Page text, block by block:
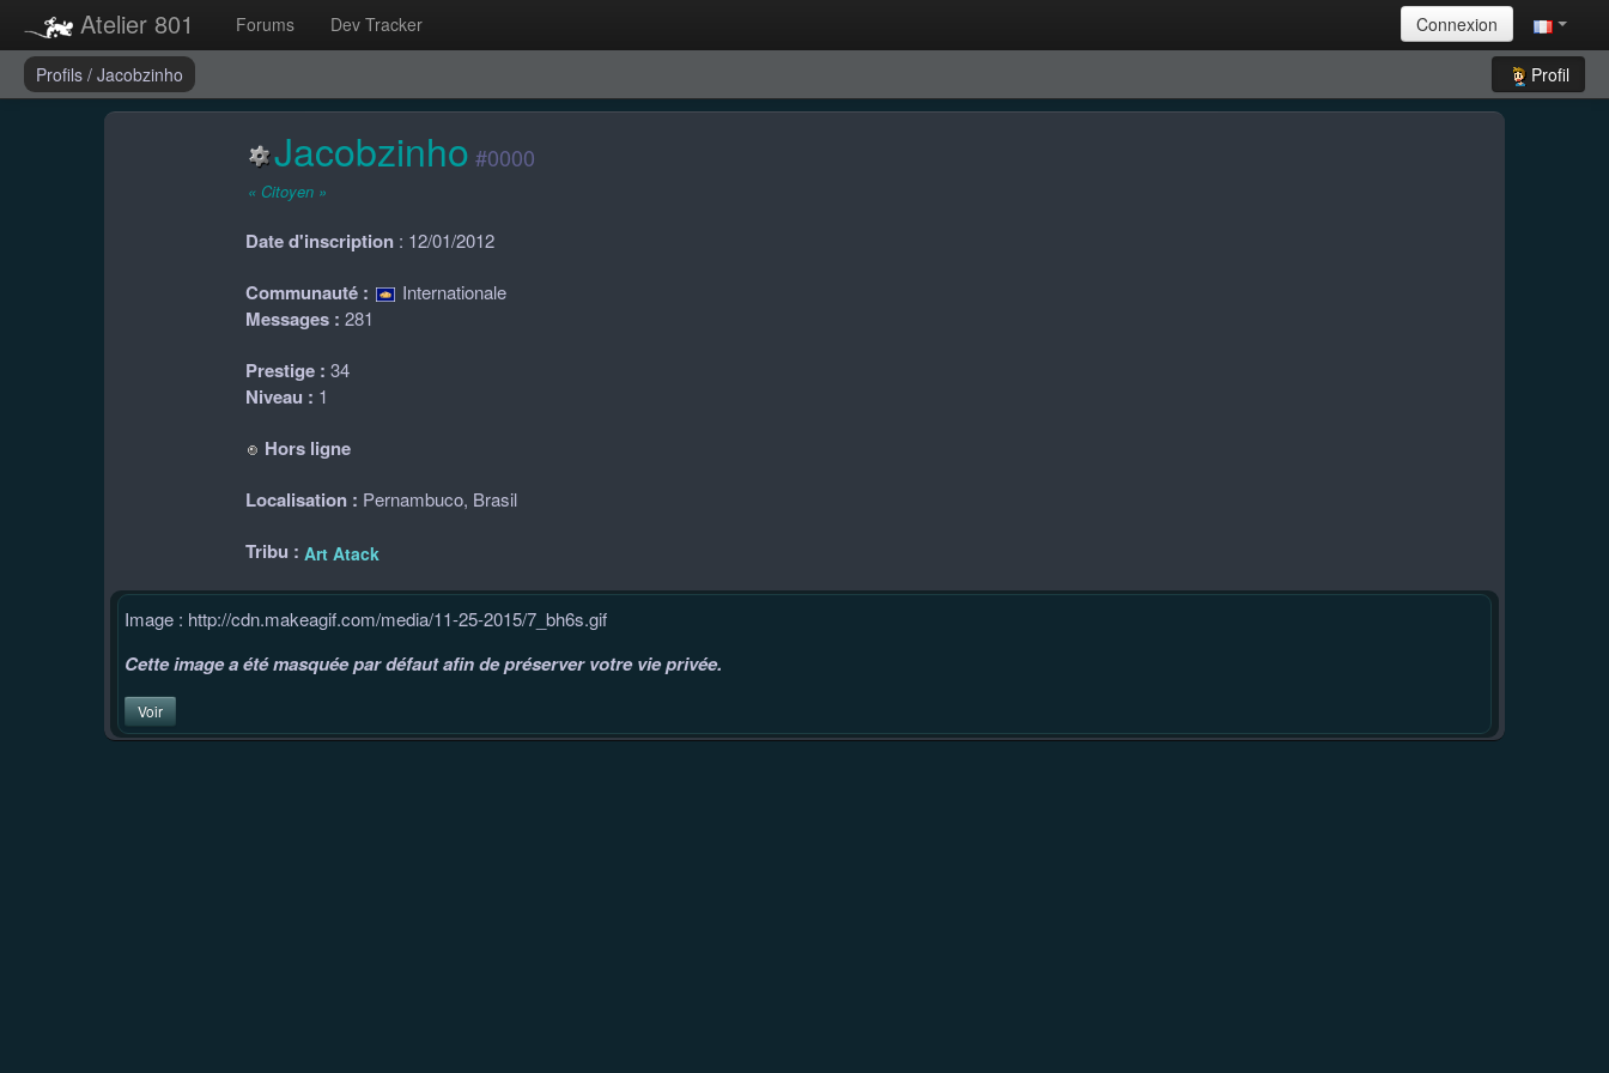
Atelier 801 Forums Dev Tracker Connexion
Profils / Jacobzinho Profil
Jacobzinho #0000
« Citoyen »
Date d'inscription : 12/01/2012
Communauté : Internationale
Messages : 281
Prestige : 34
Niveau : 1
Hors ligne
Localisation : Pernambuco, Brasil
Tribu : Art Atack
Image : http://cdn.makeagif.com/media/11-25-2015/7_bh6s.gif
Cette image a été masquée par défaut afin de préserver votre vie privée.
Voir